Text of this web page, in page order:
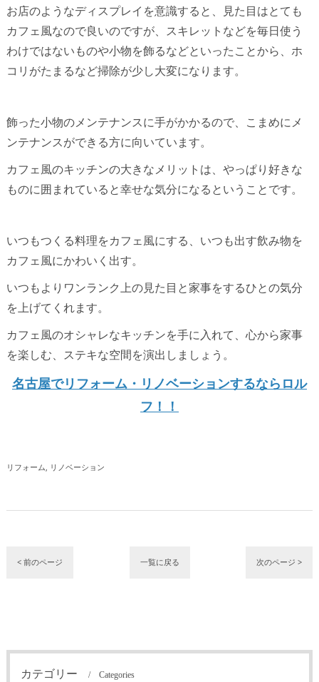
お店のようなディスプレイを意識すると、見た目はとても
カフェ風なので良いのですが、スキレットなどを毎日使う
わけではないものや小物を飾るなどといったことから、ホ
コリがたまるなど掃除が少し大変になります。
飾った小物のメンテナンスに手がかかるので、こまめにメ
ンテナンスができる方に向いています。
カフェ風のキッチンの大きなメリットは、やっぱり好きな
ものに囲まれていると幸せな気分になるということです。
いつもつくる料理をカフェ風にする、いつも出す飲み物を
カフェ風にかわいく出す。
いつもよりワンランク上の見た目と家事をするひとの気分
を上げてくれます。
カフェ風のオシャレなキッチンを手に入れて、心から家事
を楽しむ、ステキな空間を演出しましょう。
名古屋でリフォーム・リノベーションするならロル
フ！！
リフォーム リノベーション
< 前のページ 一覧に戻る 次のページ >
カテゴリー Categories